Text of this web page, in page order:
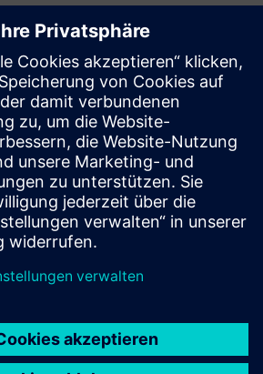
meine Systeme
und
Lösungen